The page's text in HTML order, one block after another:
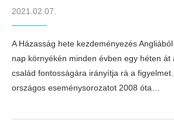
2021.02.07.
A Házasság hete kezdeményezés
nap környékén minden évben egy héten át
család fontosságára irányítja rá a
országos eseménysorozatot 2008 óta…